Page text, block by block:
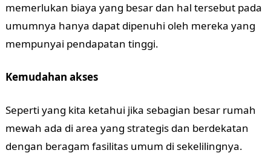
memerlukan biaya yang besar dan hal tersebut pada
umumnya hanya dapat dipenuhi oleh mereka yang
mempunyai pendapatan tinggi.
Kemudahan akses
Seperti yang kita ketahui jika sebagian besar rumah
mewah ada di area yang strategis dan berdekatan
dengan beragam fasilitas umum di sekelilingnya.